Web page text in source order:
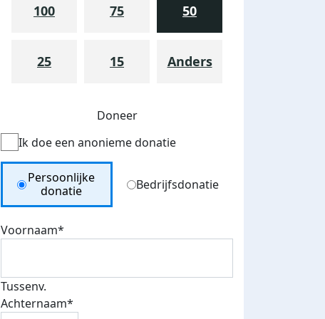
100 75 50
25 15 Anders
Doneer
Ik doe een anonieme donatie
Donation Type
Persoonlijke
donatie
Bedrijfsdonatie
Voornaam*
Tussenv.
Achternaam*